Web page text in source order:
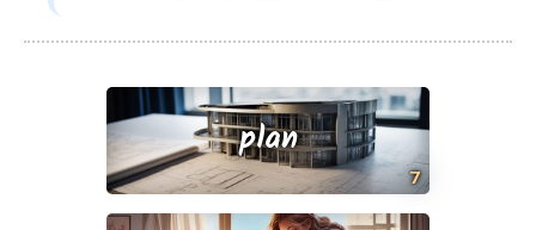
7
plan